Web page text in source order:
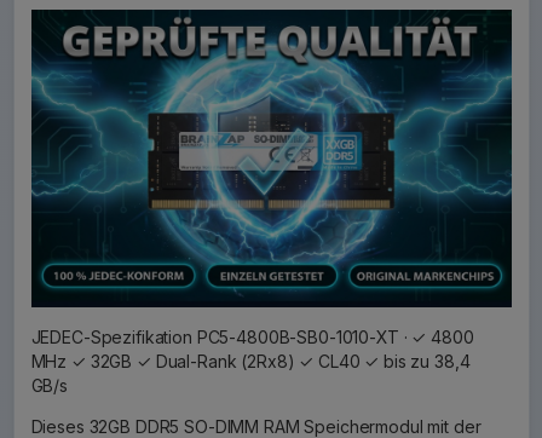
JEDEC-Spezifikation PC5-4800B-SB0-1010-XT · ✓ 4800
MHz ✓ 32GB ✓ Dual-Rank (2Rx8) ✓ CL40 ✓ bis zu 38,4
GB/s
Dieses 32GB DDR5 SO-DIMM RAM Speichermodul mit der